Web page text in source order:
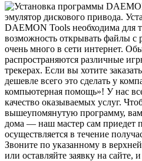
эмулятор дискового привода.
DAEMON Tools необходима для
возможность открывать файлы с
очень много в сети интернет.
распространяются различные
трекерах. Если вы хотите
дешевле всего это сделать у
компьютерная помощь»! У нас
качество оказываемых услуг.
вышеупомянутую программу,
дома — наш мастер сам приедет
осуществляется в течение
Звоните по указанному в
или оставляйте заявку на